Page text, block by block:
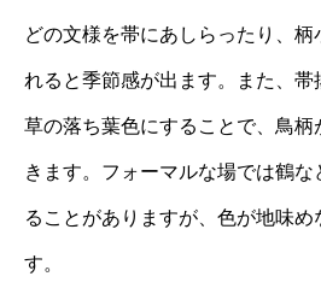
どの文様を帯にあしらったり、柄
れると季節感が出ます。また、帯
草の落ち葉色にすることで、鳥
きます。フォーマルな場では鶴
ることがありますが、色が地味
す。